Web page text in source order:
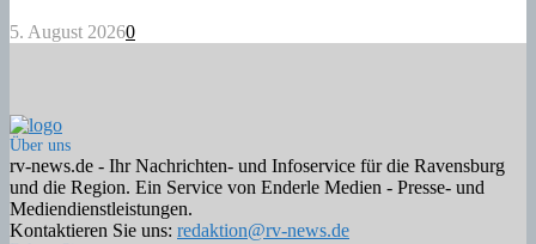
5. August 20260
Über uns
rv-news.de - Ihr Nachrichten- und Infoservice für die Ravensburg
und die Region. Ein Service von Enderle Medien - Presse- und
Mediendienstleistungen.
Kontaktieren Sie uns: redaktion@rv-news.de